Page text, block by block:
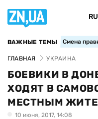
RU
ВАЖНЫЕ ТЕМЫ Смена
ГЛАВНАЯ УКРАИНА
БОЕВИКИ В
ХОДЯТ В
МЕСТНЫМ
10 июня, 2017, 14:08